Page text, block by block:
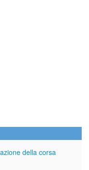
della corsa